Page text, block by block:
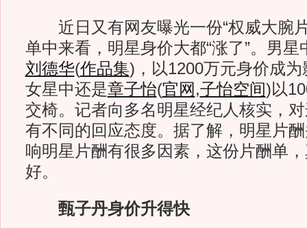
近日又有网友曝光一份“权威大腕
单中来看，明星身价大都“涨了”。男星
刘德华(作品集) ，以1200万元身价成
女星中还是章子怡(官网 ,子怡空间)以
交椅。记者向多名明星经纪人核实，
有不同的回应态度。据了解，明星片
响明星片酬有很多因素，这份片酬单
好。
甄子丹身价升得快